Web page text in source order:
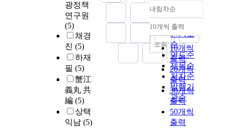
광정책
연구원
(5)
채경
진 (5)
하재
필 (5)
蟹江
義丸 共
編 (5)
상택
익남 (5)
정확도
순
인기도
순
연도순
제목순
저자순
발행기
관순
내림차순
내림차순
10개씩 출력
10개씩
출력
20개씩
출력
30개씩
출력
50개씩
출력
조회